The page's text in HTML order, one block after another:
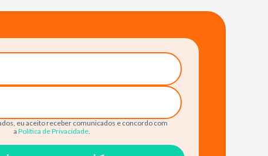
eu aceito receber comunicados e concordo com
a Política de Privacidade.